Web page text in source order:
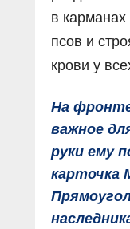
в
псов и
крови у
На
важное
руки ему
карточка